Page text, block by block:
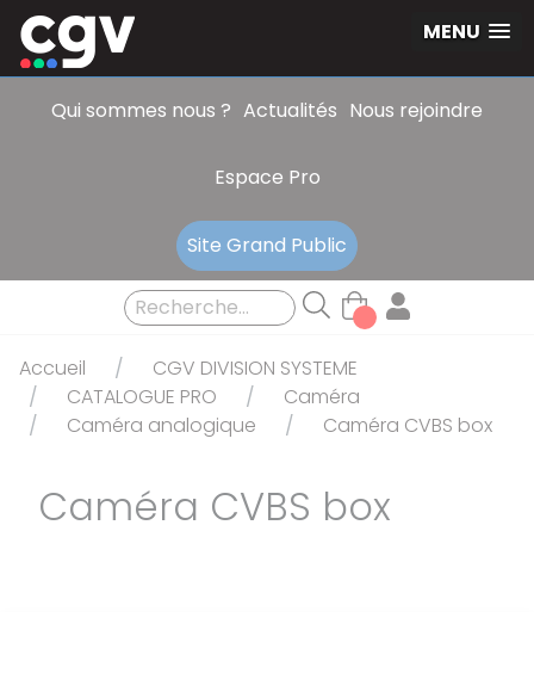
MENU
Qui sommes nous ? Actualités Nous rejoindre
Espace Pro
Site Grand Public
Accueil
CGV DIVISION SYSTEME
CATALOGUE PRO
Caméra
Caméra analogique
Caméra CVBS box
Caméra CVBS box
Panneau de gestion des cookies